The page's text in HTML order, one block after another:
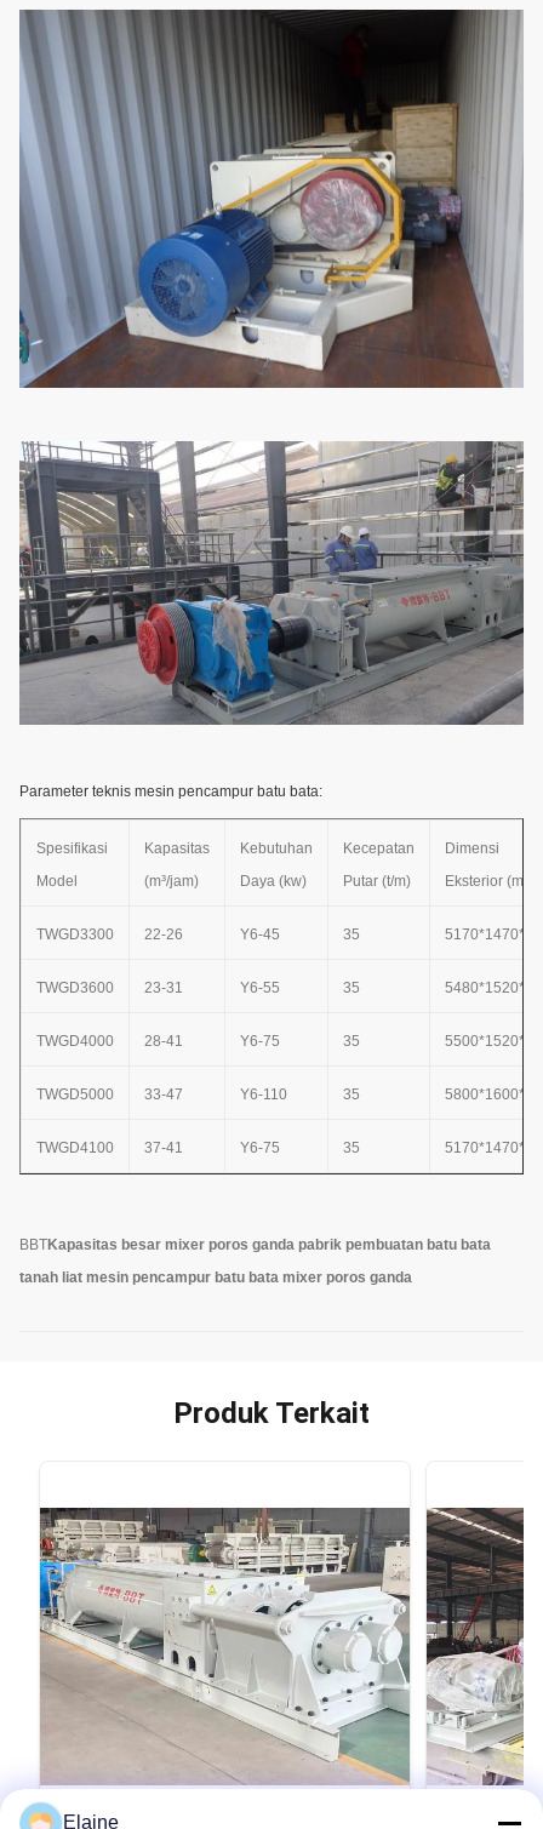
Parameter teknis mesin pencampur batu bata:
Spesifikasi
Model
Kapasitas
(m³/jam)
Kebutuhan
Daya (kw)
Kecepatan
Putar (t/m)
Dimensi
Eksterior (mm)
TWGD3300 22-26 Y6-45 35
TWGD3600 23-31 Y6-55 35
TWGD4000 28-41 Y6-75 35
TWGD5000 33-47 Y6-110 35
TWGD4100 37-41 Y6-75 35
BBTKapasitas besar mixer poros ganda pabrik pembuatan batu bata
tanah liat mesin pencampur batu bata mixer poros ganda
Produk Terkait
Elaine